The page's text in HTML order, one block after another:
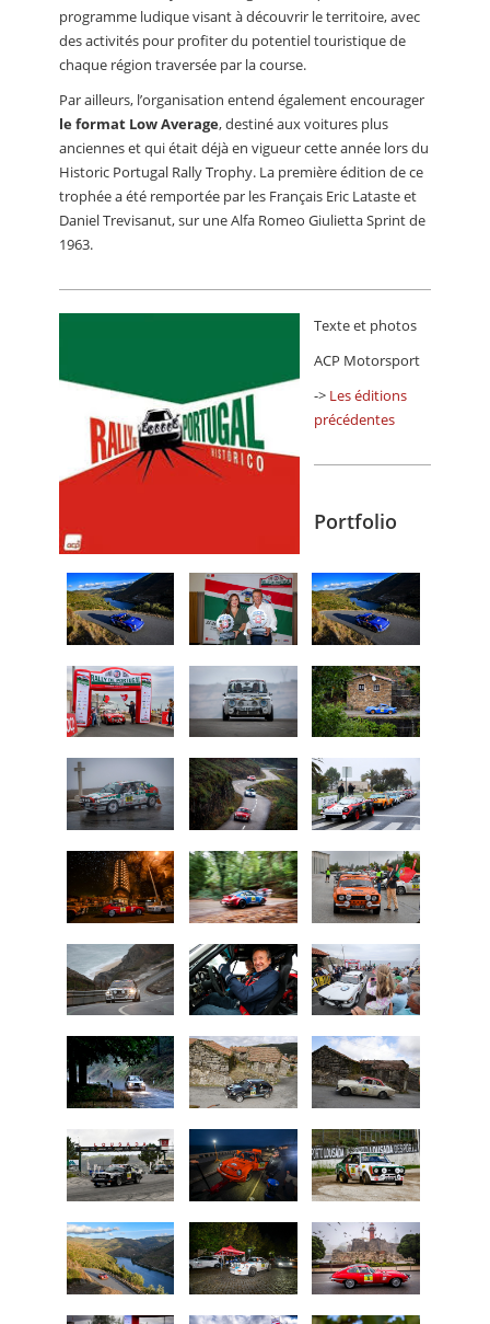
programme ludique visant à découvrir le territoire, avec
des activités pour profiter du potentiel touristique de
chaque région traversée par la course.
Par ailleurs, l’organisation entend également encourager
le format Low Average, destiné aux voitures plus
anciennes et qui était déjà en vigueur cette année lors du
Historic Portugal Rally Trophy. La première édition de ce
trophée a été remportée par les Français Eric Lataste et
Daniel Trevisanut, sur une Alfa Romeo Giulietta Sprint de
1963.
Texte et photos
ACP Motorsport
-> Les éditions
précédentes
Portfolio